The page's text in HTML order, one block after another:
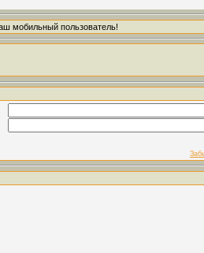
мобильный пользователь!